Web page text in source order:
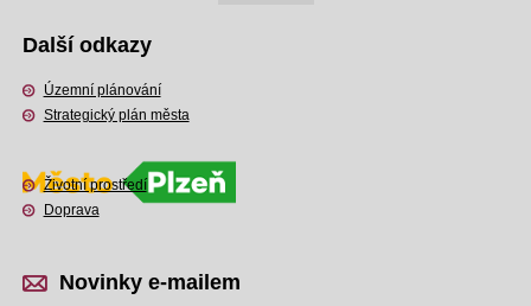
Další odkazy
Územní plánování
Strategický plán města
Životní prostředí
Doprava
Novinky e-mailem